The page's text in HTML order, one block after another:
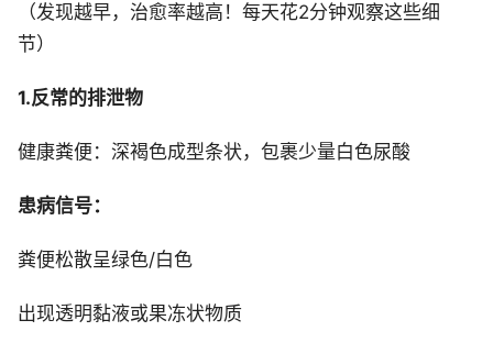
（发现越早，治愈率越高！每天花2分钟观察这些细
节）
1.反常的排泄物
健康粪便：深褐色成型条状，包裹少量白色尿酸
患病信号：
粪便松散呈绿色/白色
出现透明黏液或果冻状物质